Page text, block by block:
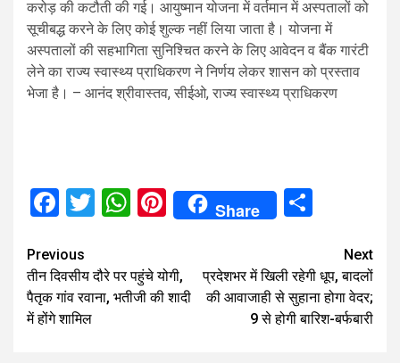
करोड़ की कटौती की गई। आयुष्मान योजना में वर्तमान में अस्पतालों को
सूचीबद्ध करने के लिए कोई शुल्क नहीं लिया जाता है। योजना में
अस्पतालों की सहभागिता सुनिश्चित करने के लिए आवेदन व बैंक गारंटी
लेने का राज्य स्वास्थ्य प्राधिकरण ने निर्णय लेकर शासन को प्रस्ताव
भेजा है। – आनंद श्रीवास्तव, सीईओ, राज्य स्वास्थ्य प्राधिकरण
Facebook
Twitter
WhatsApp
Pinterest
Share
Continue
Reading
Previous
तीन दिवसीय दौरे पर पहुंचे योगी,
पैतृक गांव रवाना, भतीजी की शादी
में होंगे शामिल
Next
प्रदेशभर में खिली रहेगी धूप, बादलों
की आवाजाही से सुहाना होगा वेदर;
9 से होगी बार‍िश-बर्फबारी